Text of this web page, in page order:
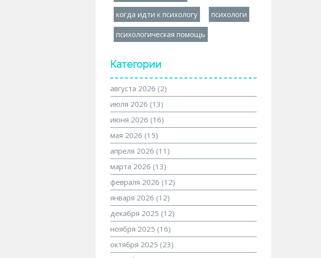
когда идти к психологу психологи
психологическая помощь
Категории
августа 2026 (2)
июля 2026 (13)
июня 2026 (16)
мая 2026 (15)
апреля 2026 (11)
марта 2026 (13)
февраля 2026 (12)
января 2026 (12)
декабря 2025 (12)
ноября 2025 (16)
октября 2025 (23)